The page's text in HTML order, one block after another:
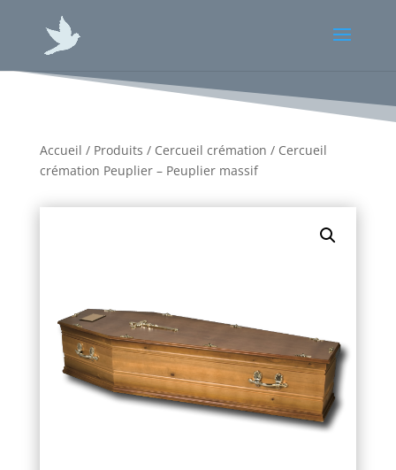
Accueil / Produits / Cercueil crémation / Cercueil
crémation Peuplier – Peuplier massif